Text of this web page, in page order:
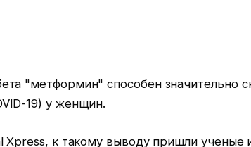
"метформин" способен значительно
19) у женщин.
Xpress, к такому выводу пришли